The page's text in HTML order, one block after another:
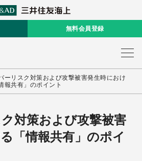
無料会員登録
ーリスク対策および攻撃被害発生時におけ
報共有」のポイント
対策および攻撃被害
「情報共有」のポイ